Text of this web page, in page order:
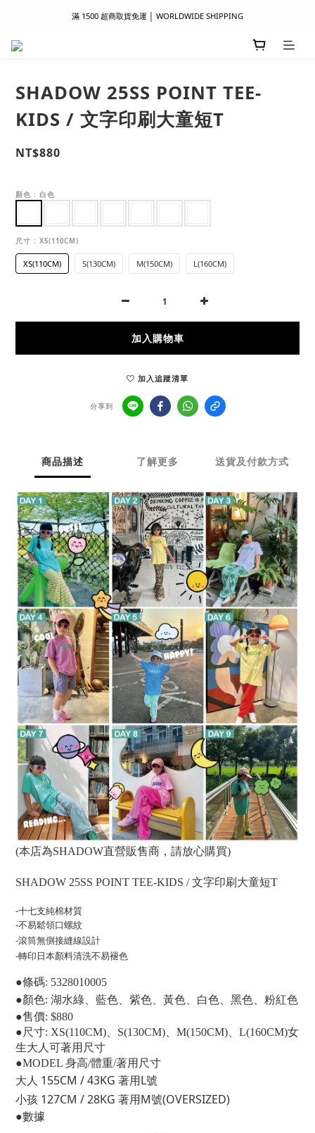
滿 1500 超商取貨免運 │ WORLDWIDE SHIPPING
滿 1500 超商取貨免運 │ WORLDWIDE SHIPPING
滿 1500 超商取貨免運 │ WORLDWIDE SHIPPING
SHADOW 25SS POINT TEE-
KIDS / 文字印刷大童短T
NT$880
顏色 : 白色
尺寸 : XS(110CM)
XS(110CM) S(130CM) M(150CM) L(160CM)
加入購物車
加入追蹤清單
分享到
商品描述 了解更多 送貨及付款方式
(本店為SHADOW直營販售商，請放心購買)
SHADOW 25SS POINT TEE-KIDS / 文字印刷大童短T
-十七支純棉材質
-不易鬆領口螺紋
-滾筒無側接縫線設計
-轉印日本顏料清洗不易褪色
●條碼: 5328010005
●顏色: 湖水綠、藍色、紫色、黃色、白色、黑色
粉紅色
●售價: $880
●尺寸: XS(110CM)、S(130CM)、M(150CM)、L(160CM)女
生大人可著用尺寸
●MODEL 身高/體重/著用尺寸
大人 155CM / 43KG 著用L號
小孩 127CM / 28KG 著用M號(OVERSIZED)
●數據